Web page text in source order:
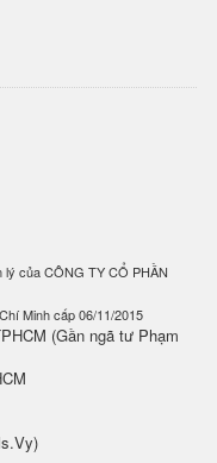
của CÔNG TY CỔ PHẦN
Minh cấp 06/11/2015
(Gần ngã tư Phạm